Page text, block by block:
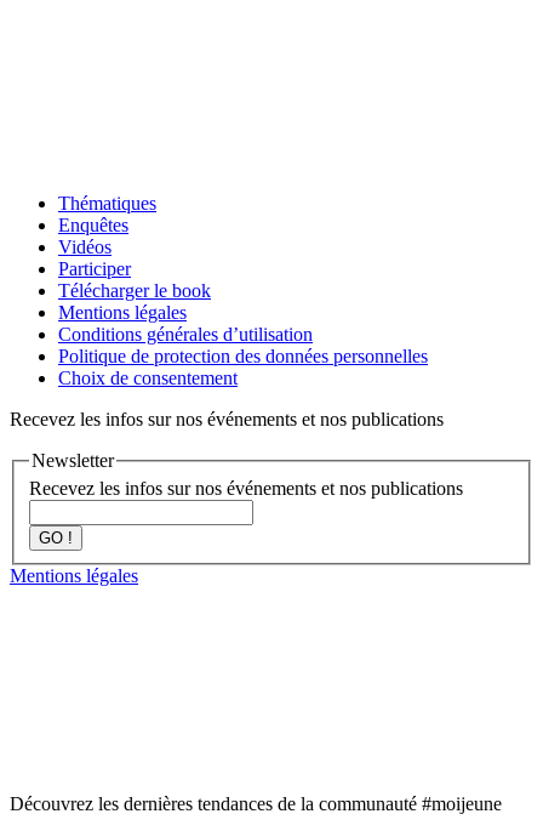
Thématiques
Enquêtes
Vidéos
Participer
Télécharger le book
Mentions légales
Conditions générales d’utilisation
Politique de protection des données personnelles
Choix de consentement
Recevez les infos sur nos événements et nos publications
Newsletter
Recevez les infos sur nos événements et nos publications
GO !
Mentions légales
Découvrez les dernières tendances de la communauté #moijeune